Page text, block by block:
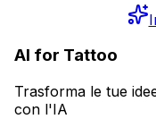
AI for Tattoo
Trasforma le tue
con l'IA